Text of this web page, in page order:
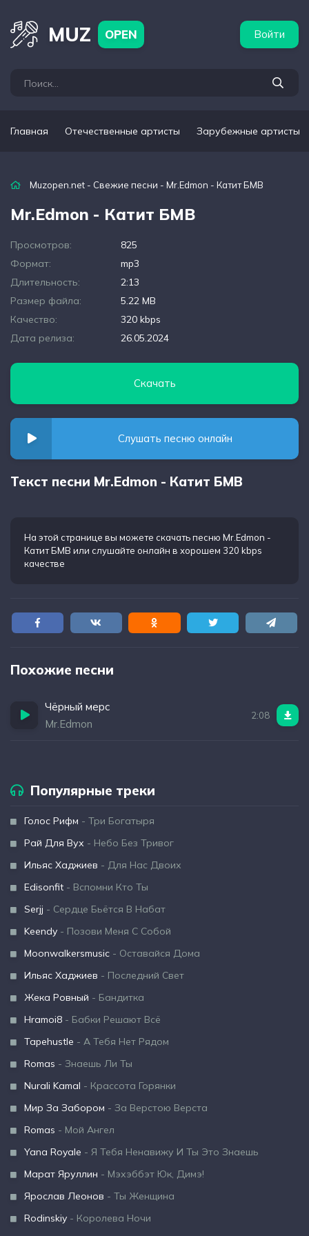
MUZ OPEN Войти
Главная Отечественные артисты Зарубежные артисты
Muzopen.net - Свежие песни - Mr.Edmon - Катит БМВ
Mr.Edmon - Катит БМВ
Просмотров:
825
Формат:
mp3
Длительность:
2:13
Размер файла:
5.22 MB
Качество:
320 kbps
Дата релиза:
26.05.2024
Скачать
Слушать песню онлайн
Текст песни Mr.Edmon - Катит БМВ
На этой странице вы можете скачать песню Mr.Edmon -
Катит БМВ или слушайте онлайн в хорошем 320 kbps
качестве
Похожие песни
Чёрный мерс
Mr.Edmon
2:08
Популярные треки
Голос Рифм - Три Богатыря
Рай Для Вух - Небо Без Тривог
Ильяс Хаджиев - Для Нас Двоих
Edisonfit - Вспомни Кто Ты
Serjj - Сердце Бьётся В Набат
Keendy - Позови Меня С Собой
Moonwalkersmusic - Оставайся Дома
Ильяс Хаджиев - Последний Свет
Жека Ровный - Бандитка
Hramoi8 - Бабки Решают Всё
Tapehustle - А Тебя Нет Рядом
Romas - Знаешь Ли Ты
Nurali Kamal - Крассота Горянки
Мир За Забором - За Верстою Верста
Romas - Мой Ангел
Yana Royale - Я Тебя Ненавижу И Ты Это Знаешь
Марат Яруллин - Мэхэббэт Юк, Димэ!
Ярослав Леонов - Ты Женщина
Rodinskiy - Королева Ночи
артисты Популярные подборки